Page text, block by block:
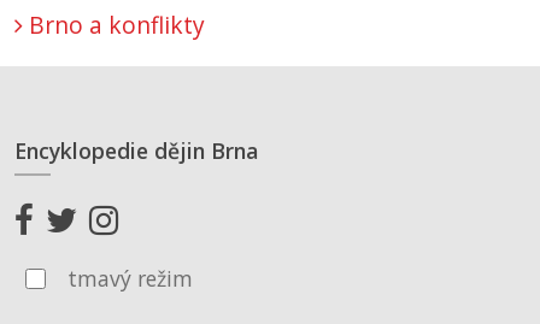
Brno a konflikty
Encyklopedie dějin Brna
tmavý režim